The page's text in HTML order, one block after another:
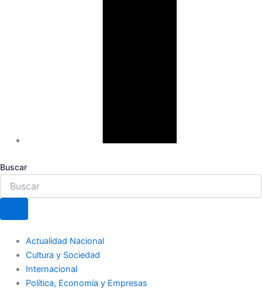
Buscar
Actualidad Nacional
Cultura y Sociedad
Internacional
Política, Economía y Empresas